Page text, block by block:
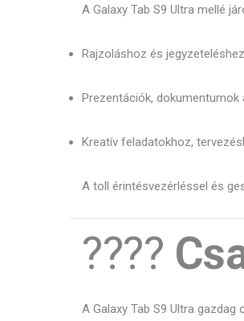
A Galaxy Tab S9 Ultra mellé
Rajzoláshoz és jegyzeteléshez
Prezentációk, dokumentumok
Kreatív feladatokhoz,
A toll érintésvezérléssel és
????
A Galaxy Tab S9 Ultra